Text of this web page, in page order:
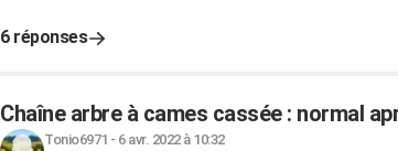
6 réponses
Chaîne arbre à cames cassée : normal
Tonio6971 - 6 avr. 2022 à 10:32